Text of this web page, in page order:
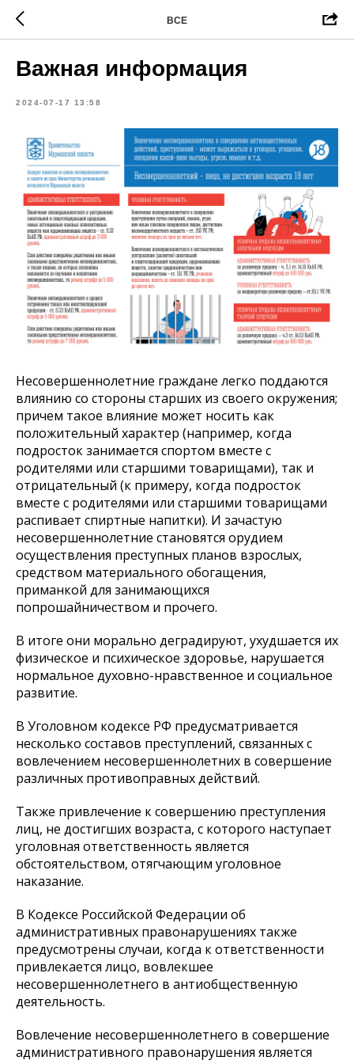
ВСЕ
Важная информация
2024-07-17 13:58
Несовершеннолетние граждане легко поддаются
влиянию со стороны старших из своего окружения;
причем такое влияние может носить как
положительный характер (например, когда
подросток занимается спортом вместе с
родителями или старшими товарищами), так и
отрицательный (к примеру, когда подросток
вместе с родителями или старшими товарищами
распивает спиртные напитки). И зачастую
несовершеннолетние становятся орудием
осуществления преступных планов взрослых,
средством материального обогащения,
приманкой для занимающихся
попрошайничеством и прочего.
В итоге они морально деградируют, ухудшается их
физическое и психическое здоровье, нарушается
нормальное духовно-нравственное и социальное
развитие.
В Уголовном кодексе РФ предусматривается
несколько составов преступлений, связанных с
вовлечением несовершеннолетних в совершение
различных противоправных действий.
Также привлечение к совершению преступления
лиц, не достигших возраста, с которого наступает
уголовная ответственность является
обстоятельством, отягчающим уголовное
наказание.
В Кодексе Российской Федерации об
административных правонарушениях также
предусмотрены случаи, когда к ответственности
привлекается лицо, вовлекшее
несовершеннолетнего в антиобщественную
деятельность.
Вовлечение несовершеннолетнего в совершение
административного правонарушения является